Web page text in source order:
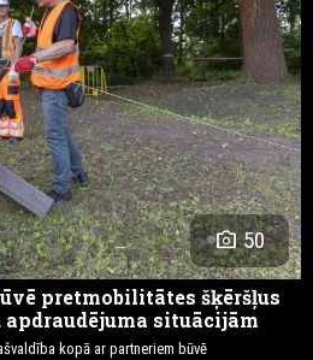
photo_camera 50
pretmobilitātes šķēršļus
situācijām
kopā ar partneriem būvē